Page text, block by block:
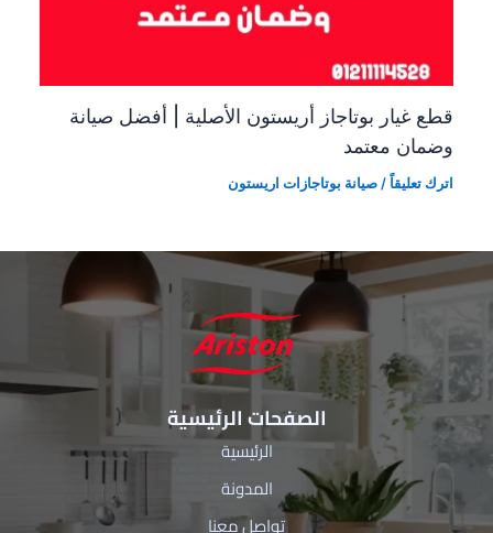
قطع غيار بوتاجاز أريستون الأصلية | أفضل صيانة
وضمان معتمد
اترك تعليقاً /صيانة بوتاجازات اريستون
الصفحات الرئيسية
الرئيسية
المدونة
تواصل معنا